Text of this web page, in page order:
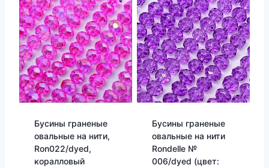
Бусины граненые
овальные на нити,
Ron022/dyed,
коралловый
Бусины граненые
овальные на нити
Rondelle №
006/dyed (цвет: